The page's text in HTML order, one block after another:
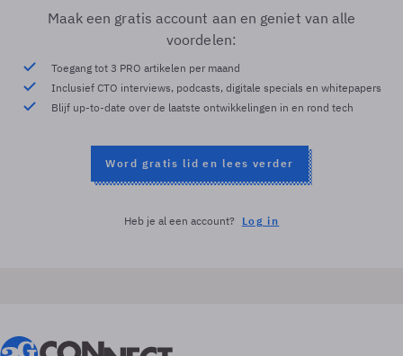
Maak een gratis account aan en geniet van alle
voordelen:
Toegang tot 3 PRO artikelen per maand
Inclusief CTO interviews, podcasts, digitale specials en whitepapers
Blijf up-to-date over de laatste ontwikkelingen in en rond tech
Word gratis lid en lees verder
Heb je al een account? Log in